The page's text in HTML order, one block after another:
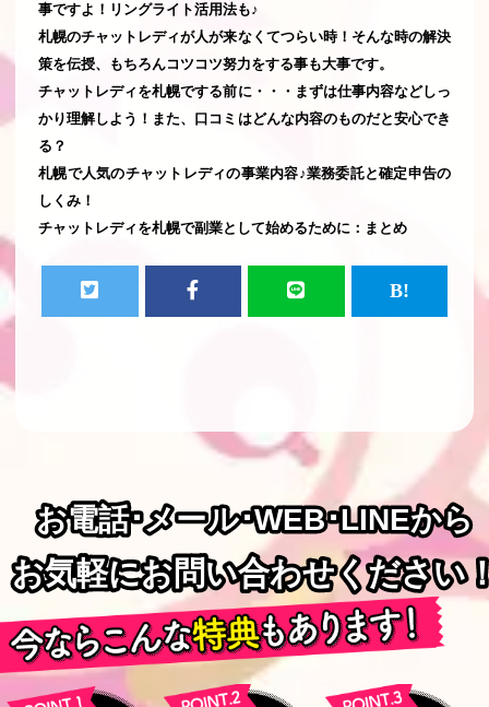
事ですよ！リングライト活用法も♪
札幌のチャットレディが人が来なくてつらい時！そんな時の解決
策を伝授、もちろんコツコツ努力をする事も大事です。
チャットレディを札幌でする前に・・・まずは仕事内容などしっ
かり理解しよう！また、口コミはどんな内容のものだと安心でき
る？
札幌で人気のチャットレディの事業内容♪業務委託と確定申告の
しくみ！
チャットレディを札幌で副業として始めるために：まとめ
お電話･メール･WEB･LINEから
お電話･メール･WEB･LINEから
お気軽にお問い合わせください
お気軽にお問い合わせください